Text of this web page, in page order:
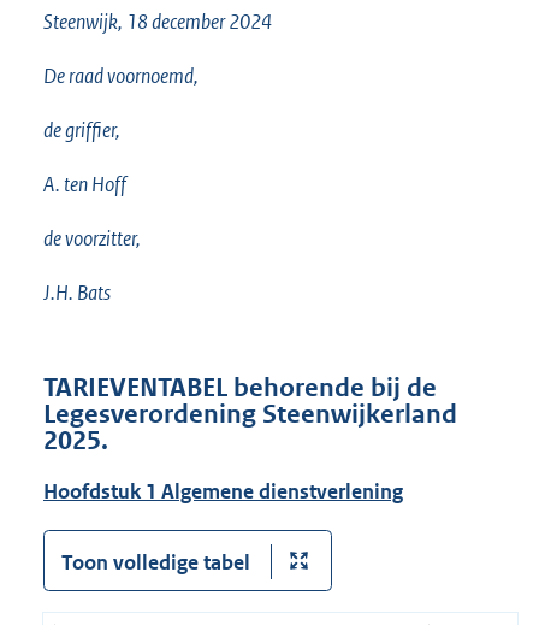
Steenwijk, 18 december 2024
De raad voornoemd,
de griffier,
A. ten Hoff
de voorzitter,
J.H. Bats
TARIEVENTABEL behorende bij de
Legesverordening Steenwijkerland
2025.
Hoofdstuk 1 Algemene dienstverlening
Toon volledige tabel